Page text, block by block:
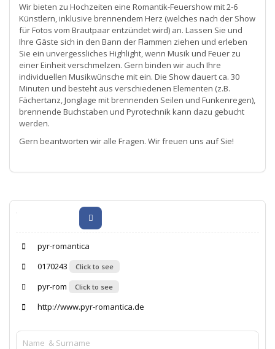
Wir bieten zu Hochzeiten eine Romantik-Feuershow mit 2-6
Künstlern, inklusive brennendem Herz (welches nach der Show
für Fotos vom Brautpaar entzündet wird) an. Lassen Sie und
Ihre Gäste sich in den Bann der Flammen ziehen und erleben
Sie ein unvergessliches Highlight, wenn Musik und Feuer zu
einer Einheit verschmelzen. Gern binden wir auch Ihre
individuellen Musikwünsche mit ein. Die Show dauert ca. 30
Minuten und besteht aus verschiedenen Elementen (z.B.
Fächertanz, Jonglage mit brennenden Seilen und Funkenregen),
brennende Buchstaben und Pyrotechnik kann dazu gebucht
werden.
Gern beantworten wir alle Fragen. Wir freuen uns auf Sie!
pyr-romantica
0170243
Click to see
pyr-rom Click to see
http://www.pyr-romantica.de